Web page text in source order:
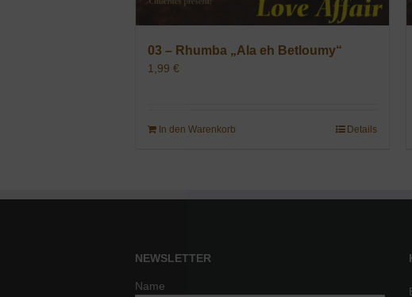
03 – Rhumba „Ala eh Betloumy“
1,99 €
In den Warenkorb Details
NEWSLETTER
Name